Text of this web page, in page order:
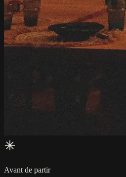
Avant de partir